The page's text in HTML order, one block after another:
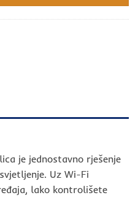
je jednostavno rješenje
Uz Wi-Fi
lako kontrolišete